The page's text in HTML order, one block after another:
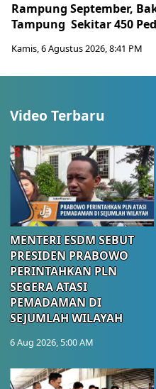
Rampung September,
Tampung Sekitar 450
Kamis, 6 Agustus 2026, 8:41 PM
Video Terbaru
MENTERI ESDM SEBUT
PRESIDEN PRABOWO
PERINTAHKAN PLN
SEGERA ATASI
PEMADAMAN DI
SEJUMLAH WILAYAH
6 Aug 2026, 5:00 AM